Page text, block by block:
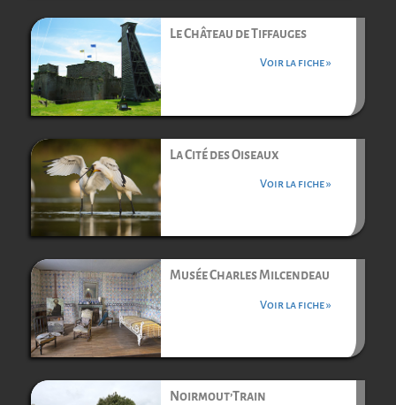
Le Château de Tiffauges
Voir la fiche »
La Cité des Oiseaux
Voir la fiche »
Musée Charles Milcendeau
Voir la fiche »
Noirmout’Train